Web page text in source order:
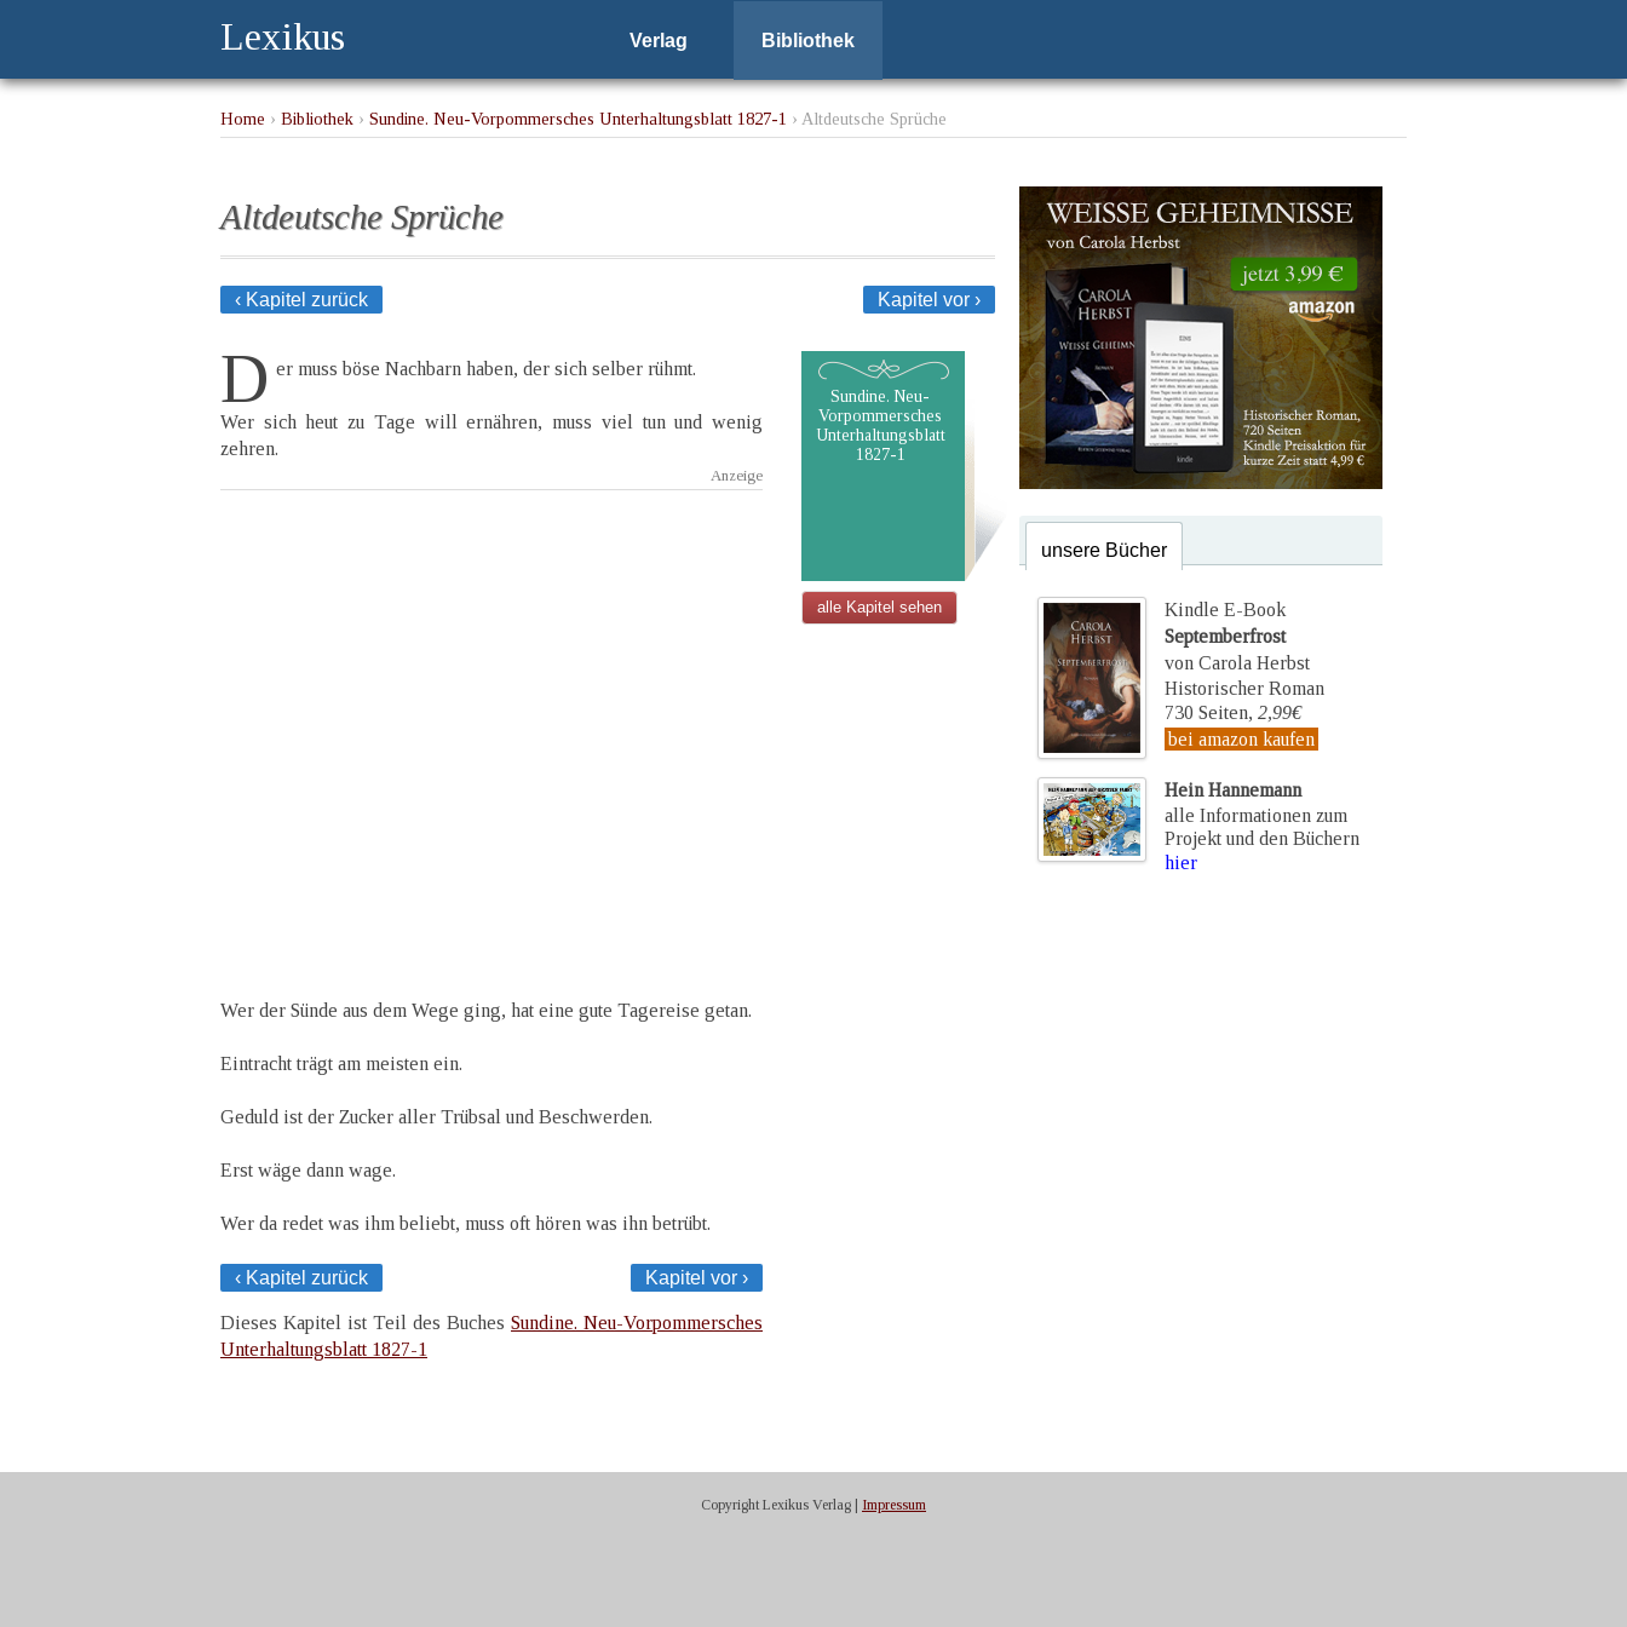
Lexikus Verlag Bibliothek
Home › Bibliothek › Sundine. Neu-Vorpommersches Unterhaltungsblatt 1827-1 › Altdeutsche Sprüche
Altdeutsche Sprüche
‹ Kapitel zurück Kapitel vor ›
D er muss böse Nachbarn haben, der sich selber rühmt.
Wer sich heut zu Tage will ernähren, muss viel tun und wenig
zehren.
Wer der Sünde aus dem Wege ging, hat eine gute Tagereise getan.
Eintracht trägt am meisten ein.
Geduld ist der Zucker aller Trübsal und Beschwerden.
Erst wäge dann wage.
Wer da redet was ihm beliebt, muss oft hören was ihn betrübt.
‹ Kapitel zurück Kapitel vor ›
Dieses Kapitel ist Teil des Buches Sundine. Neu-Vorpommersches
Unterhaltungsblatt 1827-1
Sundine. Neu-
Vorpommersches
Unterhaltungsblatt
1827-1
alle Kapitel sehen
unsere Bücher
Kindle E-Book
Septemberfrost
von Carola Herbst
Historischer Roman
730 Seiten, 2,99€
bei amazon kaufen
Hein Hannemann
alle Informationen zum
Projekt und den Büchern
hier
Copyright Lexikus Verlag | Impressum